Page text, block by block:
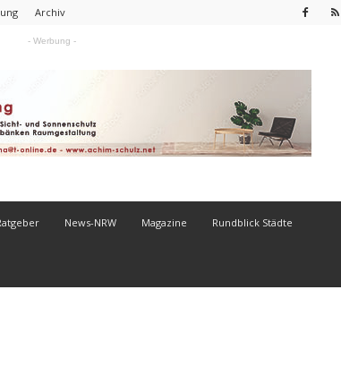
Archiv
- Werbung -
News-NRW Magazine Rundblick Städte